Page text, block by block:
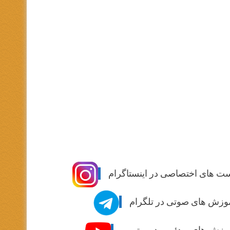
های اختصاصی در اینستاگرام
های صوتی در تلگرام